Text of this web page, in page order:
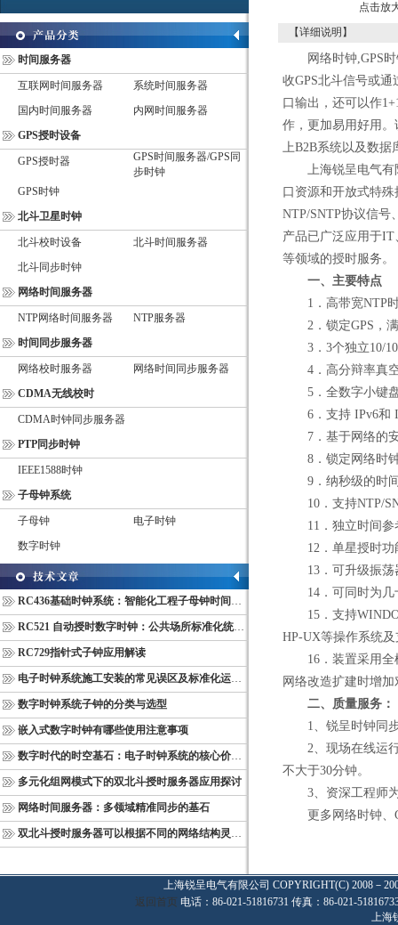
时间服务器
互联网时间服务器
系统时间服务器
国内时间服务器
内网时间服务器
GPS授时设备
GPS授时器
GPS时间服务器/GPS同
步时钟
GPS时钟
北斗卫星时钟
北斗校时设备
北斗时间服务器
北斗同步时钟
网络时间服务器
NTP网络时间服务器
NTP服务器
时间同步服务器
网络校时服务器
网络时间同步服务器
CDMA无线校时
CDMA时钟同步服务器
PTP同步时钟
IEEE1588时钟
子母钟系统
子母钟
电子时钟
数字时钟
RC436基础时钟系统：智能化工程子母钟时间同步配套设备
RC521 自动授时数字时钟：公共场所标准化统一计时终端
RC729指针式子钟应用解读
电子时钟系统施工安装的常见误区及标准化运维管理规范
数字时钟系统子钟的分类与选型
嵌入式数字时钟有哪些使用注意事项
数字时代的时空基石：电子时钟系统的核心价值与多维意义
多元化组网模式下的双北斗授时服务器应用探讨
网络时间服务器：多领域精准同步的基石
双北斗授时服务器可以根据不同的网络结构灵活部署
点击放
【详细说明】
网络时钟,GPS时
收GPS北斗信号或
口输出，还可以作
作，更加易用好用
上B2B系统以及数据
上海锐呈电气有限
口资源和开放式特
NTP/SNTP协议信号
产品已广泛应用于
等领域的授时服务。
一、主要特点
1．高带宽NTP时
2．锁定GPS，满
3．3个独立10/
4．高分辩率真空
5．全数字小键
6．支持 IPv6和
7．基于网络的
8．锁定网络时钟
9．纳秒级的时间
10．支持NTP/
11．独立时间参
12．单星授时功
13．可升级振荡
14．可同时为几
15．支持
HP-UX等操作系统
16．装置采用全模
网络改造扩建时增
二、质量服务：
1、锐呈时钟同步
2、现场在线运行
不大于30分钟。
3、资深工程师为
更多网络时钟、
上海锐呈电气有限公司 COPYRIGHT(C) 2008－
返回首页 电话：86-021-51816731 传真：86-021-
上海